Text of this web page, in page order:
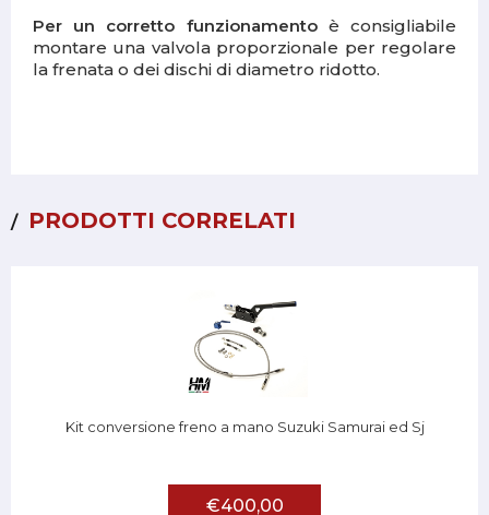
Per un corretto funzionamentoè consigliabile
montare una valvola proporzionale per regolare
la frenata o dei dischi di diametro ridotto.
PRODOTTI CORRELATI
Kit conversione freno a mano Suzuki Samurai ed Sj
€400,00